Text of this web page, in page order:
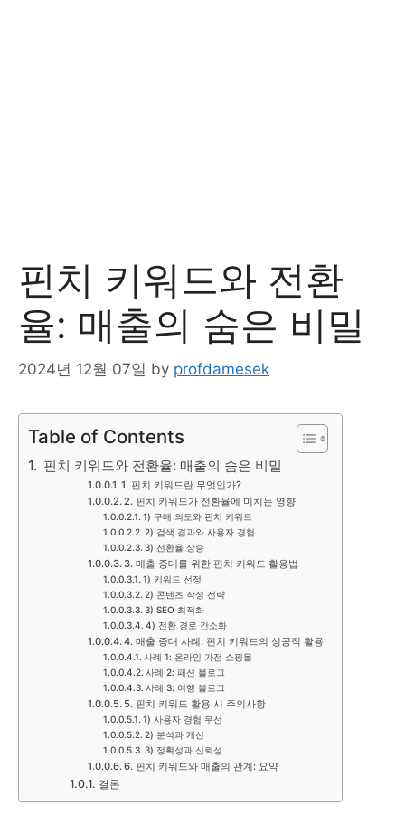
핀치 키워드와 전환
율: 매출의 숨은 비밀
2024년 12월 07일 by profdamesek
Table of Contents
핀치 키워드와 전환율: 매출의 숨은 비밀
1. 핀치 키워드란 무엇인가?
2. 핀치 키워드가 전환율에 미치는 영향
1) 구매 의도와 핀치 키워드
2) 검색 결과와 사용자 경험
3) 전환율 상승
3. 매출 증대를 위한 핀치 키워드 활용법
1) 키워드 선정
2) 콘텐츠 작성 전략
3) SEO 최적화
4) 전환 경로 간소화
4. 매출 증대 사례: 핀치 키워드의 성공적 활용
사례 1: 온라인 가전 쇼핑몰
사례 2: 패션 블로그
사례 3: 여행 블로그
5. 핀치 키워드 활용 시 주의사항
1) 사용자 경험 우선
2) 분석과 개선
3) 정확성과 신뢰성
6. 핀치 키워드와 매출의 관계: 요약
결론